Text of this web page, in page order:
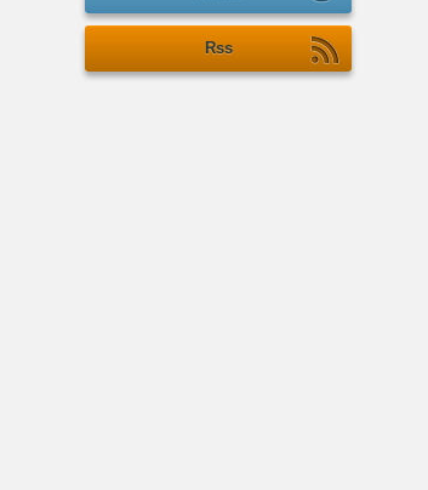
Rss